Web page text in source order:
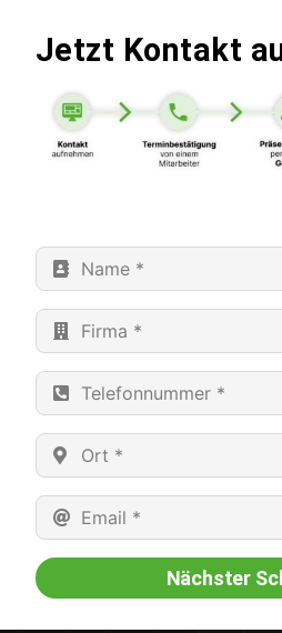
Jetzt Kontakt
Nächster